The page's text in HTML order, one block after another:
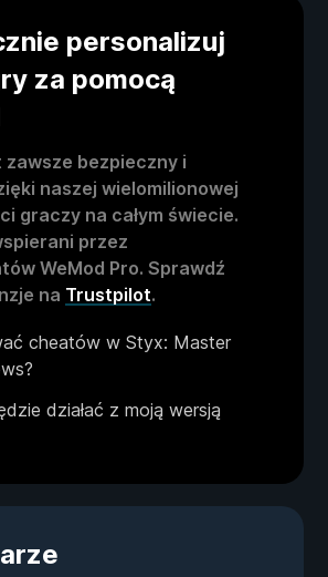
personalizuj
za pomocą
zawsze bezpieczny i
naszej wielomilionowej
graczy na całym świecie.
przez
WeMod Pro. Sprawdź
na Trustpilot.
cheatów w Styx: Master
działać z moją wersją